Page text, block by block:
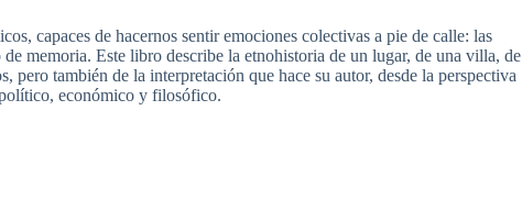
capaces de hacernos sentir emociones colectivas a pie de calle: las
memoria. Este libro describe la etnohistoria de un lugar, de una villa, de
pero también de la interpretación que hace su autor, desde la perspectiva
económico y filosófico.